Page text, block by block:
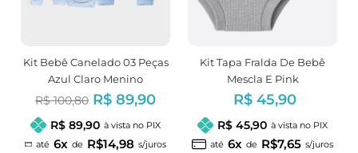
Kit Bebê Canelado 03 Peças
Azul Claro Menino
R$ 100,80 R$ 89,90
R$ 89,90 à vista no PIX
até 6x de R$14,98 s/juros
Kit Tapa Fralda De Bebê
Mescla E Pink
R$ 45,90
R$ 45,90 à vista no PIX
até 6x de R$7,65 s/juros